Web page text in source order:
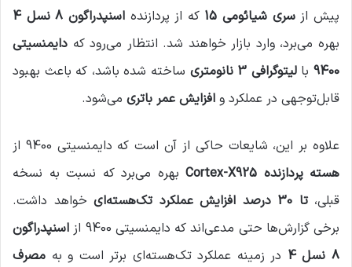
پیش ازسری شیائومی 15 که از پردازندهاسنپدراگون 8 نسل 4
بهره می‌برد، وارد بازار خواهند شد. انتظار می‌رود که دایمنسیتی
9400بالیتوگرافی 3 نانومتری
ساخته شده باشد، که باعث بهبود
قابل‌توجهی در عملکرد و افزایش عمر باتری می‌شود.
علاوه بر این، شایعات حاکی از آن است که دایمنسیتی 9400 از
هسته پردازنده Cortex-X925
بهره می‌برد که نسبت به نسخه
قبلی،تا 30 درصد افزایش عملکرد تک‌هسته‌ای
خواهد داشت.
برخی گزارش‌ها حتی مدعی‌اند که دایمنسیتی 9400 از
اسنپدراگون
8 نسل 4
در زمینه عملکرد تک‌هسته‌ای برتر است و به مصرف